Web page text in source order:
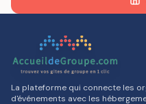
La plateforme qui connecte les
d'événements avec les